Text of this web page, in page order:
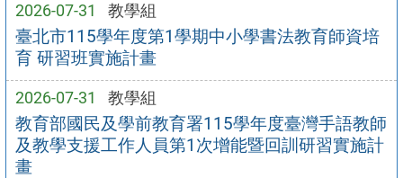
2026-07-31 教學組
臺北市115學年度第1學期中小學書法教育師資培
育 研習班實施計畫
2026-07-31 教學組
教育部國民及學前教育署115學年度臺灣手語教師
及教學支援工作人員第1次增能暨回訓研習實施計
畫